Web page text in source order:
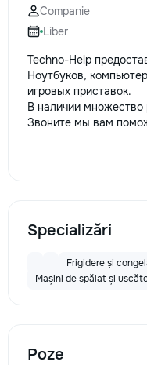
Companie
Liber
Techno-Help
Ноутбуков,
игровых приставок.
В наличии множество
Звоните мы вам
Specializări
Frigidere și
Mașini de spălat și
Poze